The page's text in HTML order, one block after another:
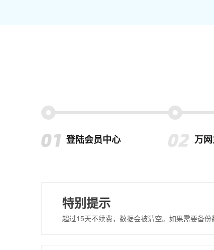
登陆会员中心 万
特别提示
超过15天不续费，数据会被清空。如果需要备